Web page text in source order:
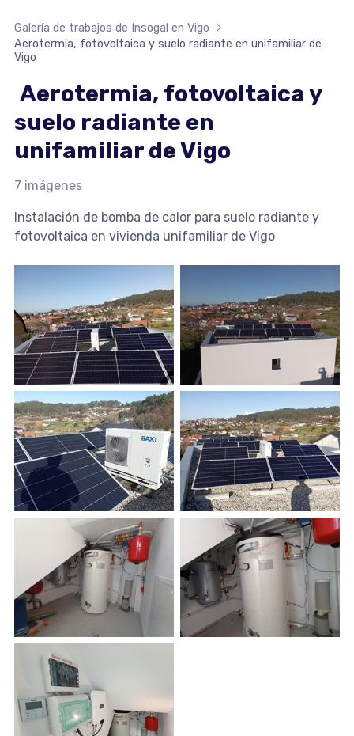
Galería de trabajos de Insogal en Vigo
Aerotermia, fotovoltaica y suelo radiante en unifamiliar de
Vigo
Aerotermia, fotovoltaica y
suelo radiante en
unifamiliar de Vigo
7 imágenes
Instalación de bomba de calor para suelo radiante y
fotovoltaica en vivienda unifamiliar de Vigo